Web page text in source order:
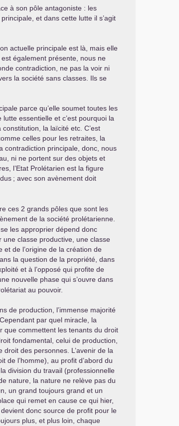
à son pôle antagoniste : les
et dans cette lutte il s’agit
actuelle principale est là, mais elle
est également présente, nous ne
contradiction, ne pas la voir ni
la société sans classes. Ils se
parce qu’elle soumet toutes les
essentielle et c’est pourquoi la
la laïcité etc. C’est
celles pour les retraites, la
contradiction principale, donc, nous
ni ne portent sur des objets et
l’Etat Prolétarien est la figure
; avec son avènement doit
ces 2 grands pôles que sont les
de la société prolétarienne.
les approprier dépend donc
une classe productive, une classe
de l’origine de la création de
la question de la propriété, dans
et à l’opposé qui profite de
nouvelle phase qui s’ouvre dans
au pouvoir.
de production, l’immense majorité
par quel miracle, la
que commettent les tenants du droit
fondamental, celui de production,
des personnes. L’avenir de la
de l’homme), au profit d’abord du
division du travail (professionnelle
nature, la nature ne relève pas du
un grand toujours grand et un
qui remet en cause ce qui hier,
donc source de profit pour le
plus, et plus loin, chaque